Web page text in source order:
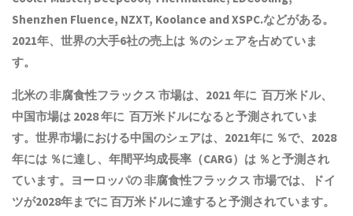
Shenzhen Fluence, NZXT, Koolance and XSPC.などがある。
2021年、世界の大手6社の売上は ％のシェアを占めていま
す。
北米の非腐食性フラックス 市場は、2021 年に 百万米ドル、
中国市場は 2028 年に 百万米ドルになると予測されていま
す。世界市場における中国のシェアは、2021年に ％で、2028
年には ％に達し、年間平均成長率（CARG）は ％と予測され
ています。ヨーロッパの非腐食性フラックス 市場では、ドイ
ツが2028年までに 百万米ドルに達すると予測されています。